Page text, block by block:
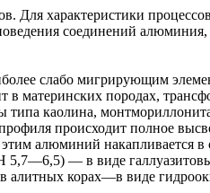
Для характеристики
соединений
слабо мигрирующим
в материнских породах,
каолина,
происходит полное
этим алюминий накапливается
5,7—6,5) — в виде
корах—в виде